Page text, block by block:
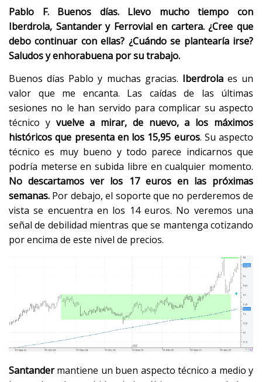
Pablo F. Buenos días. Llevo mucho tiempo con
Iberdrola, Santander y Ferrovial en cartera. ¿Cree que
debo continuar con ellas? ¿Cuándo se plantearía irse?
Saludos y enhorabuena por su trabajo.
Buenos días Pablo y muchas gracias. Iberdrolaes un
valor que me encanta. Las caídas de las últimas
sesiones no le han servido para complicar su aspecto
técnico y vuelve a mirar, de nuevo, a los máximos
históricos que presenta en los 15,95 euros. Su aspecto
técnico es muy bueno y todo parece indicarnos que
podría meterse en subida libre en cualquier momento.
No descartamos ver los 17 euros en las próximas
semanas. Por debajo, el soporte que no perderemos de
vista se encuentra en los 14 euros. No veremos una
señal de debilidad mientras que se mantenga cotizando
por encima de este nivel de precios.
Santandermantiene un buen aspecto técnico a medio y